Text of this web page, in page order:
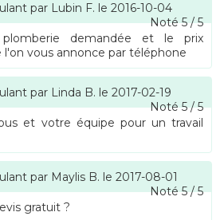
par Lubin F. le 2016-10-04
Noté5/5
demandée et le prix
l'on vous annonce par téléphone
par Linda B. le 2017-02-19
Noté5/5
et votre équipe pour un travail
par Maylis B. le 2017-08-01
Noté5/5
gratuit ?